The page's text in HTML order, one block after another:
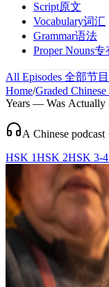
Script原文
Vocabulary词汇
Grammar语法
Proper Nouns专
All Episodes 全部节目
Home/Graded Chinese
Years — Was Actually
A Chinese podcast
HSK 1HSK 2HSK 3-4